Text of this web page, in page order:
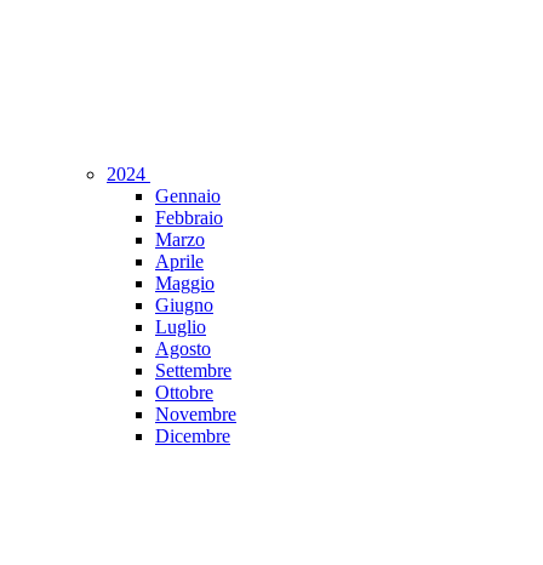
2024
Gennaio
Febbraio
Marzo
Aprile
Maggio
Giugno
Luglio
Agosto
Settembre
Ottobre
Novembre
Dicembre